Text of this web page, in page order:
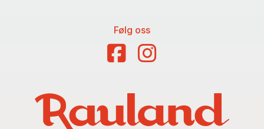
Følg oss